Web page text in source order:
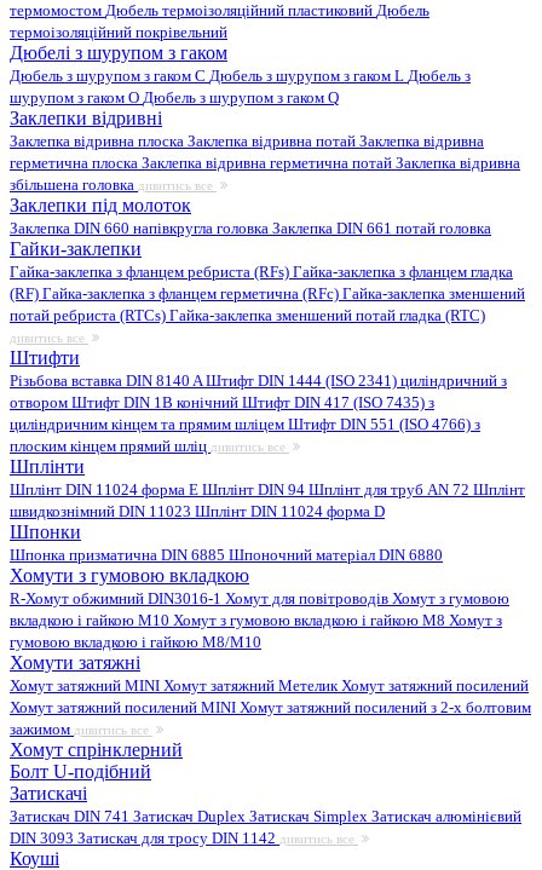
термомостом Дюбель термоізоляційний пластиковий Дюбель
термоізоляційний покрівельний
Дюбелі з шурупом з гаком
Дюбель з шурупом з гаком C Дюбель з шурупом з гаком L Дюбель з
шурупом з гаком O Дюбель з шурупом з гаком Q
Заклепки відривні
Заклепка відривна плоска Заклепка відривна потай Заклепка відривна
герметична плоска Заклепка відривна герметична потай Заклепка відривна
збільшена головка дивитись все
Заклепки під молоток
Заклепка DIN 660 напівкругла головка Заклепка DIN 661 потай головка
Гайки-заклепки
Гайка-заклепка з фланцем ребриста (RFs) Гайка-заклепка з фланцем гладка
(RF) Гайка-заклепка з фланцем герметична (RFc) Гайка-заклепка зменшений
потай ребриста (RTCs) Гайка-заклепка зменшений потай гладка (RTC)
дивитись все
Штифти
Різьбова вставка DIN 8140 AШтифт DIN 1444 (ISO 2341) циліндричний з
отвором Штифт DIN 1B конічний Штифт DIN 417 (ISO 7435) з
циліндричним кінцем та прямим шліцем Штифт DIN 551 (ISO 4766) з
плоским кінцем прямий шліц дивитись все
Шплінти
Шплінт DIN 11024 форма E Шплінт DIN 94 Шплінт для труб AN 72 Шплінт
швидкознімний DIN 11023 Шплінт DIN 11024 форма D
Шпонки
Шпонка призматична DIN 6885 Шпоночний матеріал DIN 6880
Хомути з гумовою вкладкою
R-Хомут обжимний DIN3016-1 Хомут для повітроводів Хомут з гумовою
вкладкою і гайкою M10 Хомут з гумовою вкладкою і гайкою M8 Хомут з
гумовою вкладкою і гайкою М8/M10
Хомути затяжні
Хомут затяжний MINI Хомут затяжний МетеликХомут затяжний посилений
Хомут затяжний посилений MINI Хомут затяжний посилений з 2-х болтовим
зажимом дивитись все
Хомут спрінклерний
Болт U-подібний
Затискачі
Затискач DIN 741 Затискач Duplex Затискач Simplex Затискач алюмінієвий
DIN 3093 Затискач для тросу DIN 1142 дивитись все
Коуші